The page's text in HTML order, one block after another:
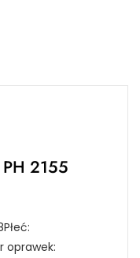
PH 2155
oprawek: